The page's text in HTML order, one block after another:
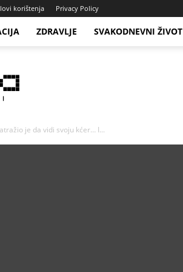
korištenja Privacy Policy
ZDRAVLJE SVAKODNEVNI ŽIVOT
je da vidi svoju kćer… I...